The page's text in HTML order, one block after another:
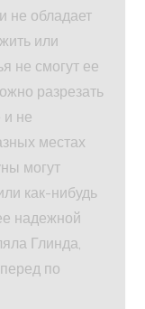
не обладает
или
не смогут ее
разрезать
и не
местах
могут
как-нибудь
надежной
Глинда,
по